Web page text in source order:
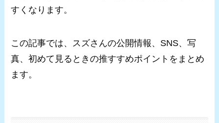
すくなります。
この記事では、スズさんの公開情報、SNS、写
真、初めて見るときの推すすめポイントをまとめ
ます。